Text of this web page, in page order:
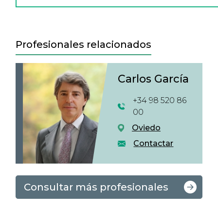
Profesionales relacionados
Carlos García
+34 98 520 86
00
Oviedo
Contactar
Consultar más profesionales